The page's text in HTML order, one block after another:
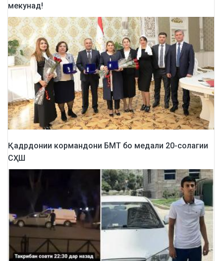
мекунад!
Қадрдонии кормандони БМТ бо медали 20-солагии
СҲШ